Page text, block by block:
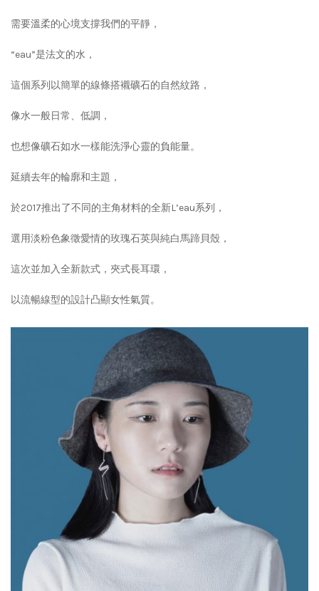
需要溫柔的心境支撐我們的平靜，
“eau”是法文的水，
這個系列以簡單的線條搭襯礦石的自然紋路，
像水一般日常、低調，
也想像礦石如水一樣能洗淨心靈的負能量。
延續去年的輪廓和主題，
於2017推出了不同的主角材料的全新L’eau系列，
選用淡粉色象徵愛情的玫瑰石英與純白馬蹄貝殼，
這次並加入全新款式，夾式長耳環，
以流暢線型的設計凸顯女性氣質。